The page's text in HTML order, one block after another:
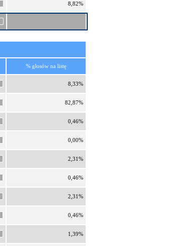
8,82%
% głosów na listę
8,33%
82,87%
0,46%
0,00%
2,31%
0,46%
2,31%
0,46%
1,39%